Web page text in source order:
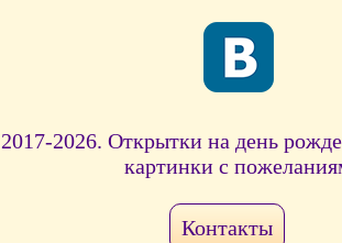
2017-2026. Открытки на день
картинки с
Контакты